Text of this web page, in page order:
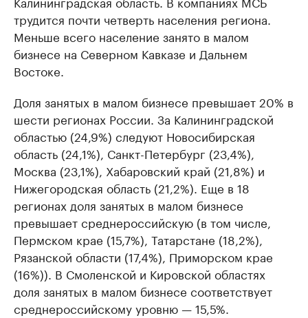
трудится почти четверть населения региона.
Меньше всего население занято в малом
бизнесе на Северном Кавказе и Дальнем
Востоке.
Доля занятых в малом бизнесе превышает 20% в
шести регионах России. За Калининградской
областью (24,9%) следуют Новосибирская
область (24,1%), Санкт-Петербург (23,4%),
Москва (23,1%), Хабаровский край (21,8%) и
Нижегородская область (21,2%). Еще в 18
регионах доля занятых в малом бизнесе
превышает среднероссийскую (в том числе,
Пермском крае (15,7%), Татарстане (18,2%),
Рязанской области (17,4%), Приморском крае
(16%)). В Смоленской и Кировской областях
доля занятых в малом бизнесе соответствует
среднероссийскому уровню — 15,5%.